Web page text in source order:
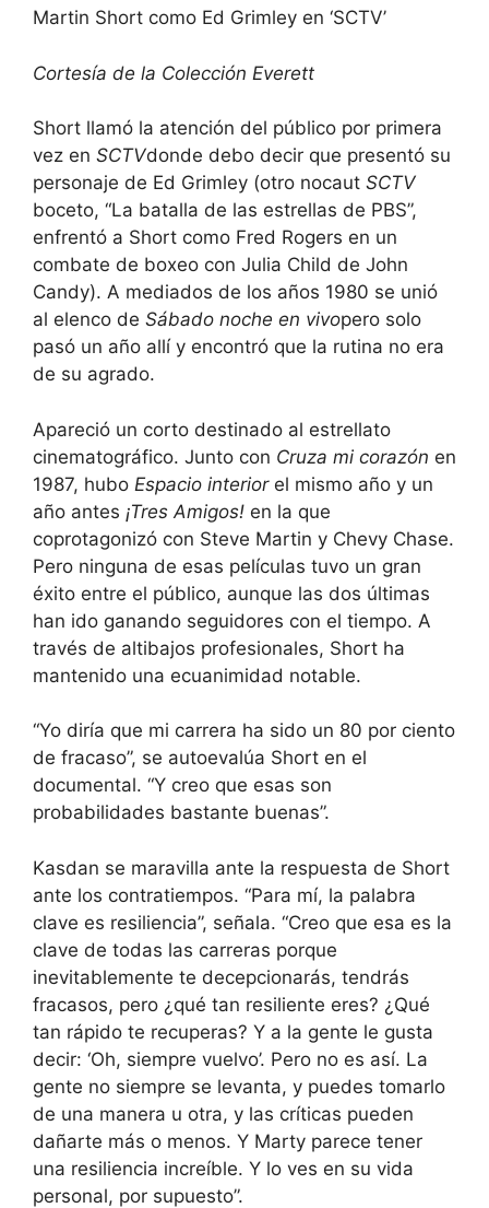
Martin Short como Ed Grimley en ‘SCTV’
Cortesía de la Colección Everett
Short llamó la atención del público por primera
vez en SCTVdonde debo decir que presentó su
personaje de Ed Grimley (otro nocaut SCTV
boceto, “La batalla de las estrellas de PBS”,
enfrentó a Short como Fred Rogers en un
combate de boxeo con Julia Child de John
Candy). A mediados de los años 1980 se unió
al elenco de Sábado noche en vivopero solo
pasó un año allí y encontró que la rutina no era
de su agrado.
Apareció un corto destinado al estrellato
cinematográfico. Junto con Cruza mi corazón en
1987, hubo Espacio interiorel mismo año y un
año antes ¡Tres Amigos! en la que
coprotagonizó con Steve Martin y Chevy Chase.
Pero ninguna de esas películas tuvo un gran
éxito entre el público, aunque las dos últimas
han ido ganando seguidores con el tiempo. A
través de altibajos profesionales, Short ha
mantenido una ecuanimidad notable.
“Yo diría que mi carrera ha sido un 80 por ciento
de fracaso”, se autoevalúa Short en el
documental. “Y creo que esas son
probabilidades bastante buenas”.
Kasdan se maravilla ante la respuesta de Short
ante los contratiempos. “Para mí, la palabra
clave es resiliencia”, señala. “Creo que esa es la
clave de todas las carreras porque
inevitablemente te decepcionarás, tendrás
fracasos, pero ¿qué tan resiliente eres? ¿Qué
tan rápido te recuperas? Y a la gente le gusta
decir: ‘Oh, siempre vuelvo’. Pero no es así. La
gente no siempre se levanta, y puedes tomarlo
de una manera u otra, y las críticas pueden
dañarte más o menos. Y Marty parece tener
una resiliencia increíble. Y lo ves en su vida
personal, por supuesto”.